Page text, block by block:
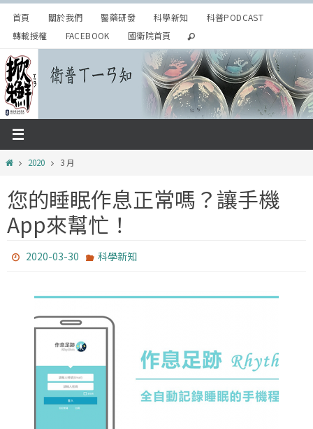
Skip
content
首頁 關於我們 醫藥研發 科學新知
科普PODCAST
轉載授權
FACEBOOK 國衛院首頁
Home2020 3 月
您的睡眠作息正常嗎？讓手機
App來幫忙！
2020-03-30 科學新知